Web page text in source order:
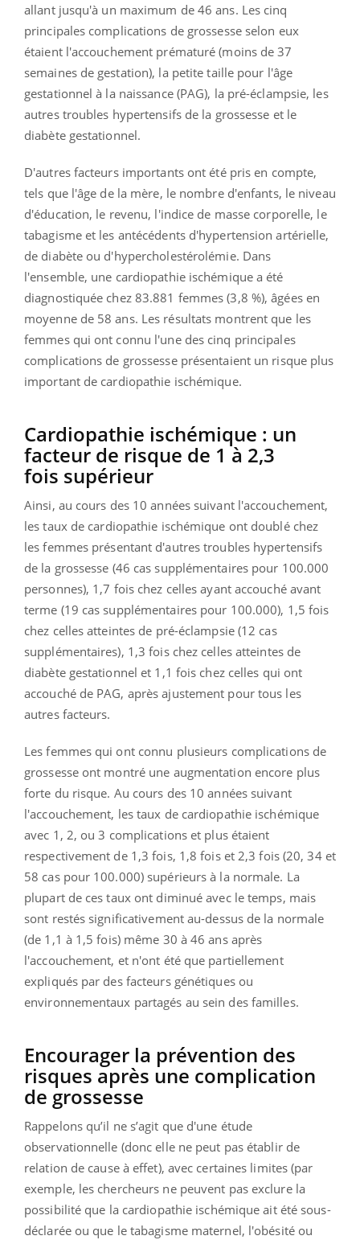
allant jusqu'à un maximum de 46 ans. Les cinq
principales complications de grossesse selon eux
étaient l'accouchement prématuré (moins de 37
semaines de gestation), la petite taille pour l'âge
gestationnel à la naissance (PAG), la pré-éclampsie, les
autres troubles hypertensifs de la grossesse et le
diabète gestationnel.
D'autres facteurs importants ont été pris en compte,
tels que l'âge de la mère, le nombre d'enfants, le niveau
d'éducation, le revenu, l'indice de masse corporelle, le
tabagisme et les antécédents d'hypertension artérielle,
de diabète ou d'hypercholestérolémie. Dans
l'ensemble, une cardiopathie ischémique a été
diagnostiquée chez 83.881 femmes (3,8 %), âgées en
moyenne de 58 ans. Les résultats montrent que les
femmes qui ont connu l'une des cinq principales
complications de grossesse présentaient un risque plus
important de cardiopathie ischémique.
Cardiopathie ischémique : un
facteur de risque de 1 à 2,3
fois supérieur
Ainsi, au cours des 10 années suivant l'accouchement,
les taux de cardiopathie ischémique ont doublé chez
les femmes présentant d'autres troubles hypertensifs
de la grossesse (46 cas supplémentaires pour 100.000
personnes), 1,7 fois chez celles ayant accouché avant
terme (19 cas supplémentaires pour 100.000), 1,5 fois
chez celles atteintes de pré-éclampsie (12 cas
supplémentaires), 1,3 fois chez celles atteintes de
diabète gestationnel et 1,1 fois chez celles qui ont
accouché de PAG, après ajustement pour tous les
autres facteurs.
Les femmes qui ont connu plusieurs complications de
grossesse ont montré une augmentation encore plus
forte du risque. Au cours des 10 années suivant
l'accouchement, les taux de cardiopathie ischémique
avec 1, 2, ou 3 complications et plus étaient
respectivement de 1,3 fois, 1,8 fois et 2,3 fois (20, 34 et
58 cas pour 100.000) supérieurs à la normale. La
plupart de ces taux ont diminué avec le temps, mais
sont restés significativement au-dessus de la normale
(de 1,1 à 1,5 fois) même 30 à 46 ans après
l'accouchement, et n'ont été que partiellement
expliqués par des facteurs génétiques ou
environnementaux partagés au sein des familles.
Encourager la prévention des
risques après une complication
de grossesse
Rappelons qu’il ne s’agit que d'une étude
observationnelle (donc elle ne peut pas établir de
relation de cause à effet), avec certaines limites (par
exemple, les chercheurs ne peuvent pas exclure la
possibilité que la cardiopathie ischémique ait été sous-
déclarée ou que le tabagisme maternel, l'obésité ou